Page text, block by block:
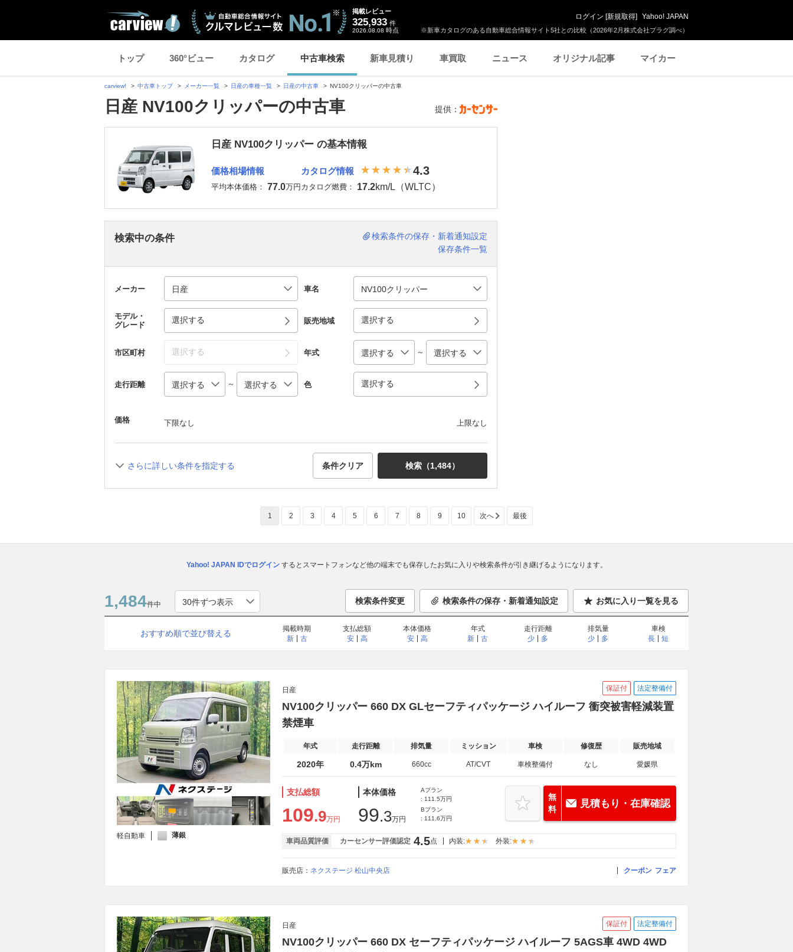
※新車カタログのある自動車総合情報サイト5社との比較（2026年2月株式会社プラグ調べ）
掲載レビュー
325,933 件
2026.08.08 時点
ログイン [新規取得] Yahoo! JAPAN
トップ 360°ビュー カタログ 中古車検索 新車見積り 車買取 ニュース オリジナル記事 マイカー
carview! 中古車トップ メーカー一覧 日産の車種一覧 日産の中古車 NV100クリッパーの中古車
日産 NV100クリッパーの中古車 提供：
日産 NV100クリッパー の基本情報
価格相場情報
平均本体価格： 77.0万円
カタログ情報 4.3
カタログ燃費： 17.2km/L（WLTC）
検索中の条件
検索条件の保存・新着通知設定
保存条件一覧
メーカー 車名
モデル・
グレード
選択する 販売地域 選択する
市区町村 選択する 年式 ～
走行距離 ～ 色 選択する
価格 下限なし 上限なし
さらに詳しい条件を指定する 条件クリア 検索（1,484）
1 2 3 4 5 6 7 8 9 10 次へ 最後
Yahoo! JAPAN IDでログインするとスマートフォンなど他の端末でも保存したお気に入りや検索条件が引き継げるようになります。
1,484件中 検索条件変更 検索条件の保存・新着通知設定 お気に入り一覧を見る
おすすめ順で並び替える
掲載時期
新
古
支払総額
安
高
本体価格
安
高
年式
新
古
走行距離
少
多
排気量
少
多
車検
長
短
軽自動車 薄銀
日産 保証付 法定整備付
NV100クリッパー 660 DX GLセーフティパッケージ ハイルーフ 衝突被害軽減装置
禁煙車
年式 走行距離 排気量 ミッション 車検 修復歴 販売地域
2020年 0.4万km 660cc AT/CVT 車検整備付 なし 愛媛県
支払総額
109.9万円
本体価格
99.3万円
Aプラン
: 111.5万円
Bプラン
: 111.6万円
無
料
見積もり・在庫確認
車両品質評価 カーセンサー評価認定 4.5点 内装: 外装:
販売店： ネクステージ 松山中央店 クーポン フェア
日産 保証付 法定整備付
NV100クリッパー 660 DX セーフティパッケージ ハイルーフ 5AGS車 4WD 4WD